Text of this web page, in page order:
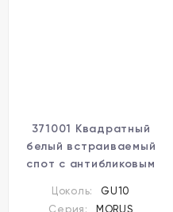
371001 Квадратный
белый встраиваемый
спот с антибликовым
GU10 Novotech MORUS
Цоколь:
GU10
Серия:
MORUS